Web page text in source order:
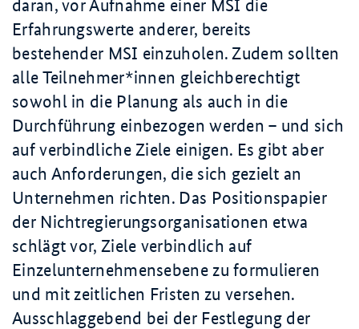
daran, vor Aufnahme einer MSI die
Erfahrungswerte anderer, bereits
bestehender MSI einzuholen. Zudem sollten
alle Teilnehmer*innen gleichberechtigt
sowohl in die Planung als auch in die
Durchführung einbezogen werden – und sich
auf verbindliche Ziele einigen. Es gibt aber
auch Anforderungen, die sich gezielt an
Unternehmen richten. Das Positionspapier
der Nichtregierungsorganisationen etwa
schlägt vor, Ziele verbindlich auf
Einzelunternehmensebene zu formulieren
und mit zeitlichen Fristen zu versehen.
Ausschlaggebend bei der Festlegung der